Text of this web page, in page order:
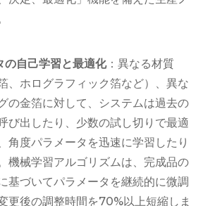
の自己学習と最適化：異なる材質
、ホログラフィック箔など）、異な
の金箔に対して、システムは過去の
び出したり、少数の試し切りで最適
角度パラメータを迅速に学習したり
機械学習アルゴリズムは、完成品の
基づいてパラメータを継続的に微調
更後の調整時間を70%以上短縮しま